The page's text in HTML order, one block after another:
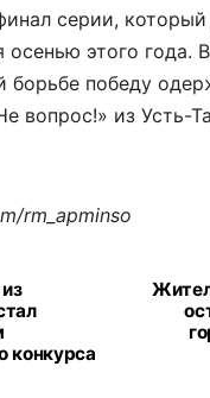
серии,
осенью этого года.
борьбе победу
вопрос!» из Усть-
rm_apminso
конкурса